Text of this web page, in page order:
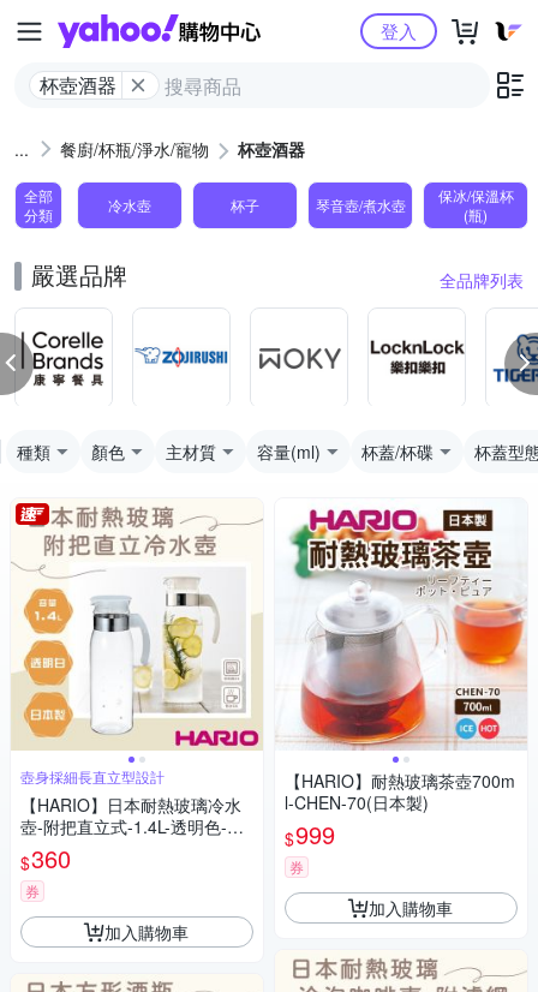
Yahoo購物中心
杯壺酒器
登入
餐廚/杯瓶/淨水/寵物 杯壺酒器
全部
分類
冷水壺 杯子 琴音壺/煮水壺
保冰/保溫杯
(瓶)
嚴選品牌 全品牌列表
種類 顏色 主材質 容量(ml) 杯蓋/杯碟 杯蓋型
壺身採細長直立型設計
【HARIO】日本耐熱玻璃冷水
壺-附把直立式-1.4L-透明色-日
本製(RPBN-14-TW)
$360
券
加入購物車
【HARIO】耐熱玻璃茶壺700m
l-CHEN-70(日本製)
$999
券
加入購物車